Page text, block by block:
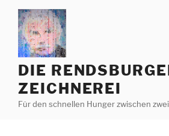
Zum
Inhalt
springen
DIE
ZEICHNEREI
Für den schnellen Hunger zwischen